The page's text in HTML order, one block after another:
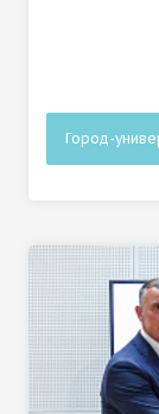
Город-